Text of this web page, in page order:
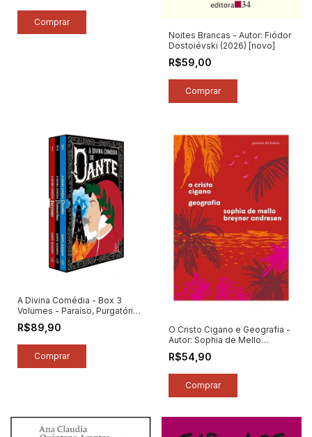
Noites Brancas - Autor: Fiódor
Dostoiévski (2026) [novo]
R$59,00
A Divina Comédia - Box 3
Volumes - Paraíso, Purgatório
e Inferno - Autor: Dante
Alighieri (2021) [novo]
R$89,90
O Cristo Cigano e Geografia -
Autor: Sophia de Mello
Breyner Andresen (2026)
[novo]
R$54,90